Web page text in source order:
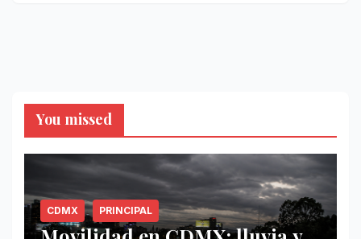
You missed
CDMX PRINCIPAL